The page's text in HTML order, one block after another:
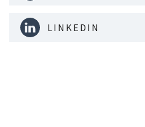
LINKEDIN